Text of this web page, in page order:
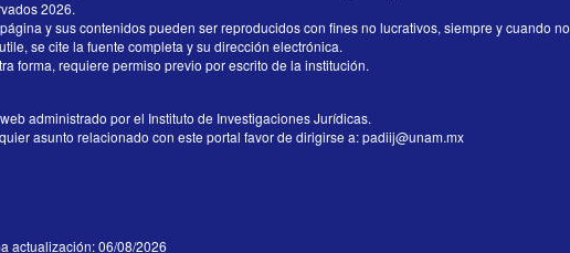
2026.
y sus contenidos pueden ser reproducidos con fines no lucrativos, siempre y cuando no
se cite la fuente completa y su dirección electrónica.
forma, requiere permiso previo por escrito de la institución.
administrado por el Instituto de Investigaciones Jurídicas.
asunto relacionado con este portal favor de dirigirse a:padiij@unam.mx
actualización: 06/08/2026